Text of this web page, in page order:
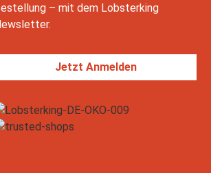
– mit dem Lobsterking
Jetzt Anmelden